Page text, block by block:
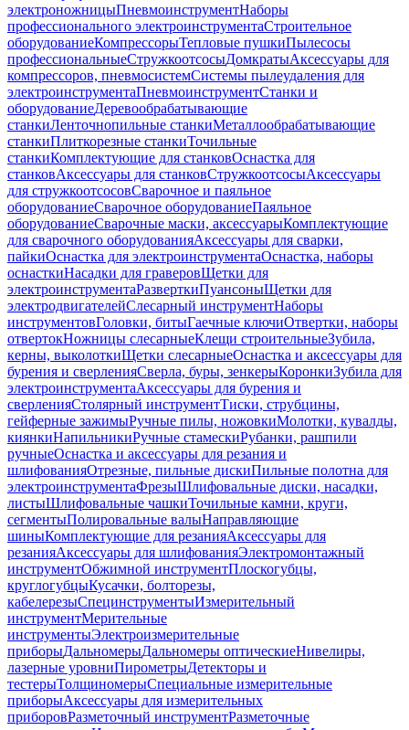
электроножницыПневмоинструментНаборы
профессионального электроинструментаСтроительное
оборудованиеКомпрессорыТепловые пушкиПылесосы
профессиональныеСтружкоотсосыДомкратыАксессуары для
компрессоров, пневмосистемСистемы пылеудаления для
электроинструментаПневмоинструментСтанки и
оборудованиеДеревообрабатывающие
станкиЛенточнопильные станкиМеталлообрабатывающие
станкиПлиткорезные станкиТочильные
станкиКомплектующие для станковОснастка для
станковАксессуары для станковСтружкоотсосыАксессуары
для стружкоотсосовСварочное и паяльное
оборудованиеСварочное оборудованиеПаяльное
оборудованиеСварочные маски, аксессуарыКомплектующие
для сварочного оборудованияАксессуары для сварки,
пайкиОснастка для электроинструментаОснастка, наборы
оснасткиНасадки для граверовЩетки для
электроинструментаРазверткиПуансоныЩетки для
электродвигателейСлесарный инструментНаборы
инструментовГоловки, битыГаечные ключиОтвертки, наборы
отвертокНожницы слесарныеКлещи строительныеЗубила,
керны, выколоткиЩетки слесарныеОснастка и аксессуары для
бурения и сверленияСверла, буры, зенкерыКоронкиЗубила для
электроинструментаАксессуары для бурения и
сверленияСтолярный инструментТиски, струбцины,
гейферные зажимыРучные пилы, ножовкиМолотки, кувалды,
киянкиНапильникиРучные стамескиРубанки, рашпили
ручныеОснастка и аксессуары для резания и
шлифованияОтрезные, пильные дискиПильные полотна для
электроинструментаФрезыШлифовальные диски, насадки,
листыШлифовальные чашкиТочильные камни, круги,
сегментыПолировальные валыНаправляющие
шиныКомплектующие для резанияАксессуары для
резанияАксессуары для шлифованияЭлектромонтажный
инструментОбжимной инструментПлоскогубцы,
круглогубцыКусачки, болторезы,
кабелерезыСпецинструментыИзмерительный
инструментМерительные
инструментыЭлектроизмерительные
приборыДальномерыДальномеры оптическиеНивелиры,
лазерные уровниПирометрыДетекторы и
тестерыТолщиномерыСпециальные измерительные
приборыАксессуары для измерительных
приборовРазметочный инструментРазметочные